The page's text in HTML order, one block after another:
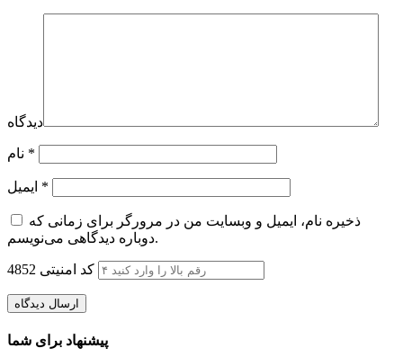
دیدگاه
*
*
ذخیره نام، ایمیل و وبسایت من در مرورگر برای زمانی که
دوباره دیدگاهی می‌نویسم.
کد امنیتی 4852
پیشنهاد برای شما